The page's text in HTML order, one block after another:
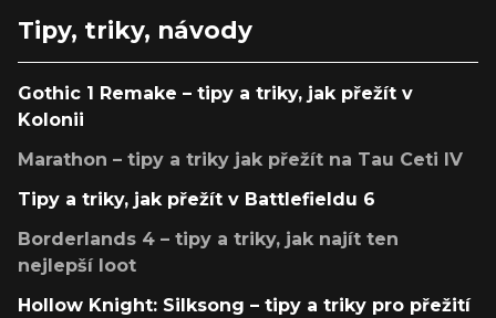
Tipy, triky, návody
Gothic 1 Remake – tipy a triky, jak přežít v
Kolonii
Marathon – tipy a triky jak přežít na Tau Ceti IV
Tipy a triky, jak přežít v Battlefieldu 6
Borderlands 4 – tipy a triky, jak najít ten
nejlepší loot
Hollow Knight: Silksong – tipy a triky pro přežití